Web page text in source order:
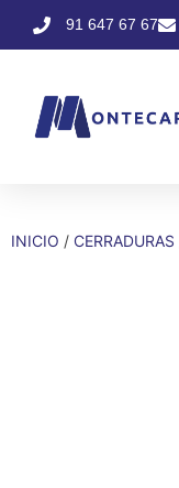
91 647 67 67
INICIO / CERRADURAS